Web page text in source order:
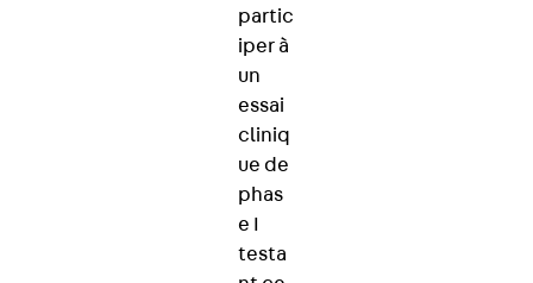
partic
iper à
un
essai
cliniq
ue de
phas
e I
testa